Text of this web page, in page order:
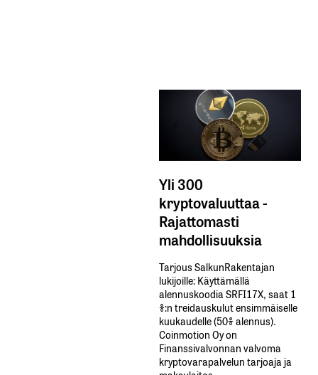
Yli 300
kryptovaluuttaa -
Rajattomasti
mahdollisuuksia
Tarjous SalkunRakentajan
lukijoille: Käyttämällä​ ​
alennuskoodia​ ​SRFI17X,​ ​saat​ ​1
%:n treidauskulut​ ​ensimmäiselle​ ​
kuukaudelle​ ​(50%​ ​alennus).
Coinmotion Oy on
Finanssivalvonnan valvoma
kryptovarapalvelun tarjoaja ja